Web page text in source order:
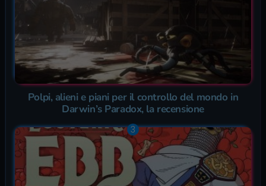
Polpi, alieni e piani per il controllo del mondo in
Darwin’s Paradox, la recensione